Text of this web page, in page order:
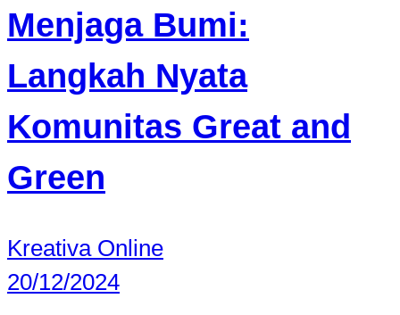
Menjaga Bumi:
Langkah Nyata
Komunitas Great and
Green
Kreativa Online
20/12/2024